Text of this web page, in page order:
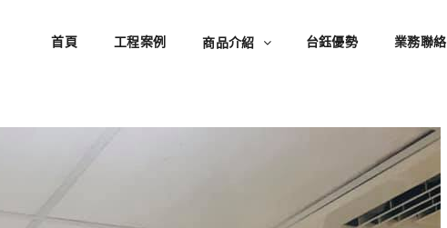
首頁 工程案例 商品介紹 台鈺優勢 業務聯絡